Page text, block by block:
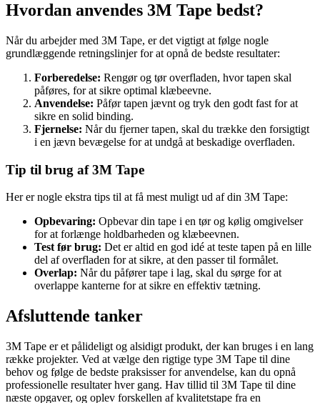
Hvordan anvendes 3M Tape bedst?
Når du arbejder med 3M Tape, er det vigtigt at følge nogle
grundlæggende retningslinjer for at opnå de bedste resultater:
Forberedelse: Rengør og tør overfladen, hvor tapen skal
påføres, for at sikre optimal klæbeevne.
Anvendelse: Påfør tapen jævnt og tryk den godt fast for at
sikre en solid binding.
Fjernelse: Når du fjerner tapen, skal du trække den forsigtigt
i en jævn bevægelse for at undgå at beskadige overfladen.
Tip til brug af 3M Tape
Her er nogle ekstra tips til at få mest muligt ud af din 3M Tape:
Opbevaring: Opbevar din tape i en tør og kølig omgivelser
for at forlænge holdbarheden og klæbeevnen.
Test før brug: Det er altid en god idé at teste tapen på en lille
del af overfladen for at sikre, at den passer til formålet.
Overlap: Når du påfører tape i lag, skal du sørge for at
overlappe kanterne for at sikre en effektiv tætning.
Afsluttende tanker
3M Tape er et pålideligt og alsidigt produkt, der kan bruges i en lang
række projekter. Ved at vælge den rigtige type 3M Tape til dine
behov og følge de bedste praksisser for anvendelse, kan du opnå
professionelle resultater hver gang. Hav tillid til 3M Tape til dine
næste opgaver, og oplev forskellen af kvalitetstape fra en